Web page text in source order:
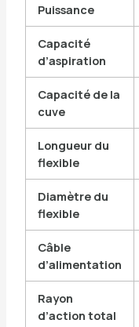
Puissance
Capacité
d’aspiration
Capacité de la
cuve
Longueur du
flexible
Diamètre du
flexible
Câble
d’alimentation
Rayon
d’action total